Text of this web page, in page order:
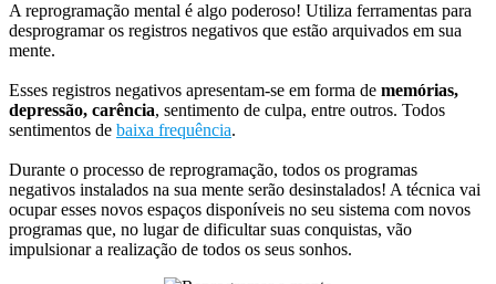
A reprogramação mental é algo poderoso! Utiliza ferramentas para
desprogramar os registros negativos que estão arquivados em sua
mente.
Esses registros negativos apresentam-se em forma de memórias,
depressão, carência, sentimento de culpa, entre outros. Todos
sentimentos de baixa frequência.
Durante o processo de reprogramação, todos os programas
negativos instalados na sua mente serão desinstalados! A técnica vai
ocupar esses novos espaços disponíveis no seu sistema com novos
programas que, no lugar de dificultar suas conquistas, vão
impulsionar a realização de todos os seus sonhos.